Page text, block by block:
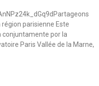
parisienne Este
conjuntamente por la
Paris Vallée de la Marne,